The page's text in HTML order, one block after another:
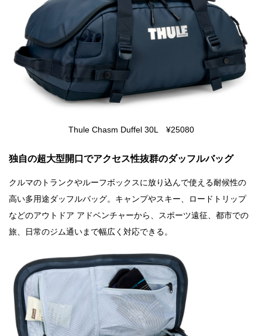
Thule Chasm Duffel 30L ¥25080
独自の超大型開口でアクセス性抜群のダッフルバッグ
クルマのトランクやルーフボックスに放り込んで使える耐候性の
高い多用途ダッフルバッグ。キャンプやスキー、ロードトリップ
などのアウトドア アドベンチャーから、スポーツ遠征、都市での
旅、日常のジム通いまで幅広く対応できる。